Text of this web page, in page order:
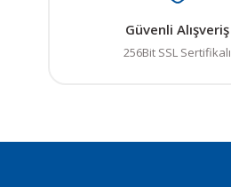
Güvenli Alışveriş
256Bit SSL Sertifikalı